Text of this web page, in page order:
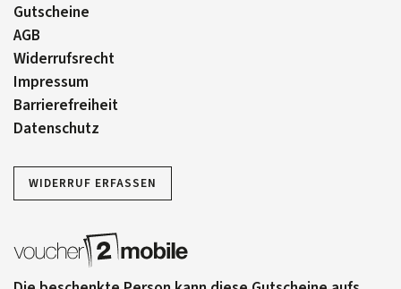
Gutscheine
AGB
Widerrufsrecht
Impressum
Barrierefreiheit
Datenschutz
WIDERRUF ERFASSEN